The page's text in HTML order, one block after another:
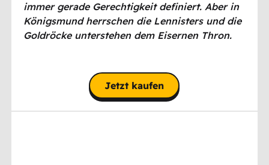
immer gerade Gerechtigkeit definiert. Aber in
Königsmund herrschen die Lennisters und die
Goldröcke unterstehen dem Eisernen Thron.
Jetzt kaufen